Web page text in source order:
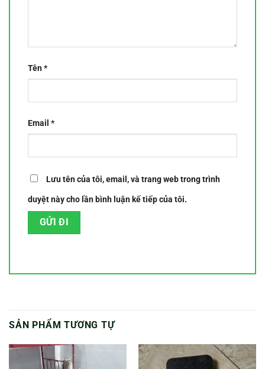
Tên*
Email *
Lưu tên của tôi, email, và trang web trong trình
duyệt này cho lần bình luận kế tiếp của tôi.
SẢN PHẨM TƯƠNG TỰ